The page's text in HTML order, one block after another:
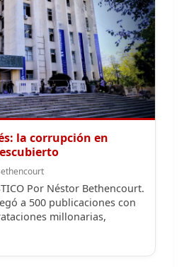
la corrupción en
Por Néstor Bethencourt.
a 500 publicaciones con
millonarias,